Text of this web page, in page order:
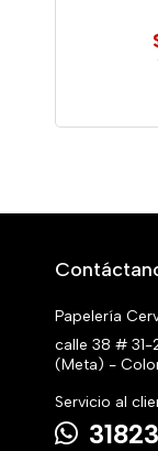
Papelería
calle 38 # 31-
(Meta) -
Servicio al